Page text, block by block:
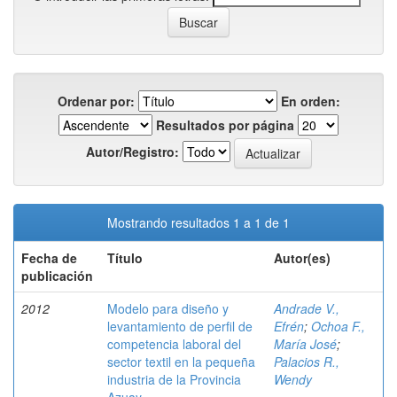
Ordenar por:
En orden:
Resultados por página
Autor/Registro:
Mostrando resultados 1 a 1 de 1
Fecha de
publicación
Título Autor(es)
2012
Modelo para diseño y
levantamiento de perfil de
competencia laboral del
sector textil en la pequeña
industria de la Provincia
Andrade V.,
Efrén; Ochoa F.,
María José;
Palacios R.,
Wendy